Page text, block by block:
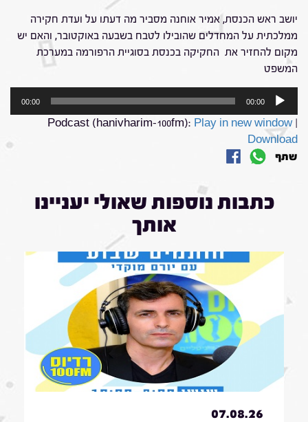
יושב ראש הכנסת, אמיר אוחנה מסביר מה דעתו על ועדת חקירה
ממלכתית על המחדלים שהובילו לטבח בשבעה באוקטובר, והאם יש
מקום להחזיר את החקיקה בכנסת בסוגיית הרפורמה במערכת
המשפט
00:00
00:00
Podcast (hanivharim-100fm): Play in new window|
Download
שתף
כתבות נוספות שאולי יעניינו
אותך
07.08.26